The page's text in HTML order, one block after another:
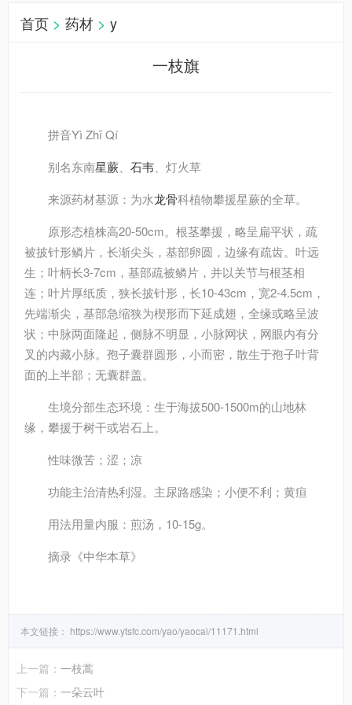
首页 > 药材 > y
一枝旗
拼音Yì Zhī Qí
别名东南星蕨 石韦 、灯火草
来源药材基源：为水龙骨科植物攀援星蕨的全草。
原形态植株高20-50cm。根茎攀援，略呈扁平状，疏
被披针形鳞片，长渐尖头，基部卵圆，边缘有疏齿。叶远
生；叶柄长3-7cm，基部疏被鳞片，并以关节与根茎相
连；叶片厚纸质，狭长披针形，长10-43cm，宽2-4.5cm，
先端渐尖，基部急缩狭为楔形而下延成翅，全缘或略呈波
状；中脉两面隆起，侧脉不明显，小脉网状，网眼内有分
叉的内藏小脉。孢子囊群圆形，小而密，散生于孢子叶背
面的上半部；无囊群盖。
生境分部生态环境：生于海拔500-1500m的山地林
缘，攀援于树干或岩石上。
性味微苦；涩；凉
功能主治清热利湿。主尿路感染；小便不利；黄疸
用法用量内服：煎汤，10-15g。
摘录 《中华本草》
本文链接： https://www.ytsfc.com/yao/yaocai/11171.html
上一篇： 一枝蒿
下一篇： 一朵云叶